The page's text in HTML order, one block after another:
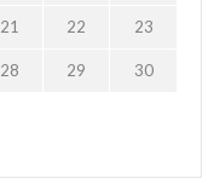
21 22 23
28 29 30